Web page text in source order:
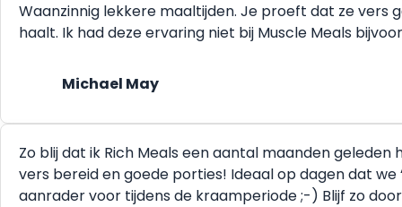
Waanzinnig lekkere maaltijden. Je proeft dat ze vers
haalt. Ik had deze ervaring niet bij Muscle Meals
Michael May
Zo blij dat ik Rich Meals een aantal maanden
vers bereid en goede porties! Ideaal op dagen dat
aanrader voor tijdens de kraamperiode ;-) Blijf zo